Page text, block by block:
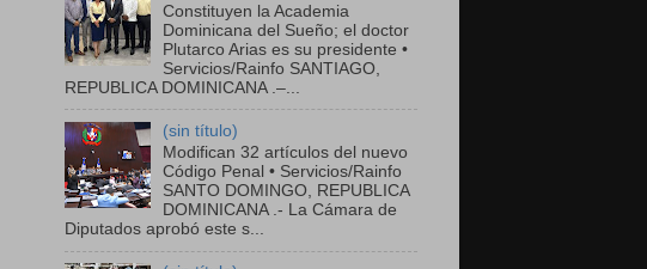
Constituyen la Academia
Dominicana del Sueño; el doctor
Plutarco Arias es su presidente •
Servicios/Rainfo SANTIAGO,
REPUBLICA DOMINICANA .–...
(sin título)
Modifican 32 artículos del nuevo
Código Penal • Servicios/Rainfo
SANTO DOMINGO, REPUBLICA
DOMINICANA .- La Cámara de
Diputados aprobó este s...